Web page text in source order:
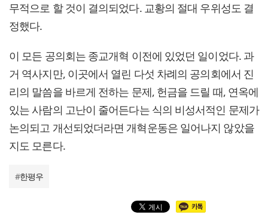
무적으로 할 것이 결의되었다. 교황의 절대 우위성도 결
정했다.
이 모든 공의회는 종교개혁 이전에 있었던 일이었다. 과
거 역사지만, 이곳에서 열린 다섯 차례의 공의회에서 진
리의 말씀을 바르게 전하는 문제, 헌금을 드릴 때, 연옥에
있는 사람의 고난이 줄어든다는 식의 비성서적인 문제가
논의되고 개선되었더라면 개혁운동은 일어나지 않았을
지도 모른다.
#한평우